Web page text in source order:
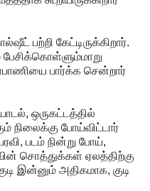
பற்றி கேட்டிருக்கிறார்.
பார்க்க சென்றார்
ஒருகட்டத்தில்
நிலைக்கு போய்விட்டார்
படம் நின்று போய்,
சொத்துக்கள் ஏலத்திற்கு
இன்னும் அதிகமாக, குடி